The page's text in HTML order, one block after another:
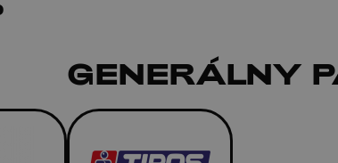
GENERÁLNY